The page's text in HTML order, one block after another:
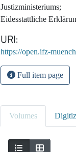
Justizministeriums;
Eidesstattliche
URI
https://open.ifz-
Full item page
Volumes